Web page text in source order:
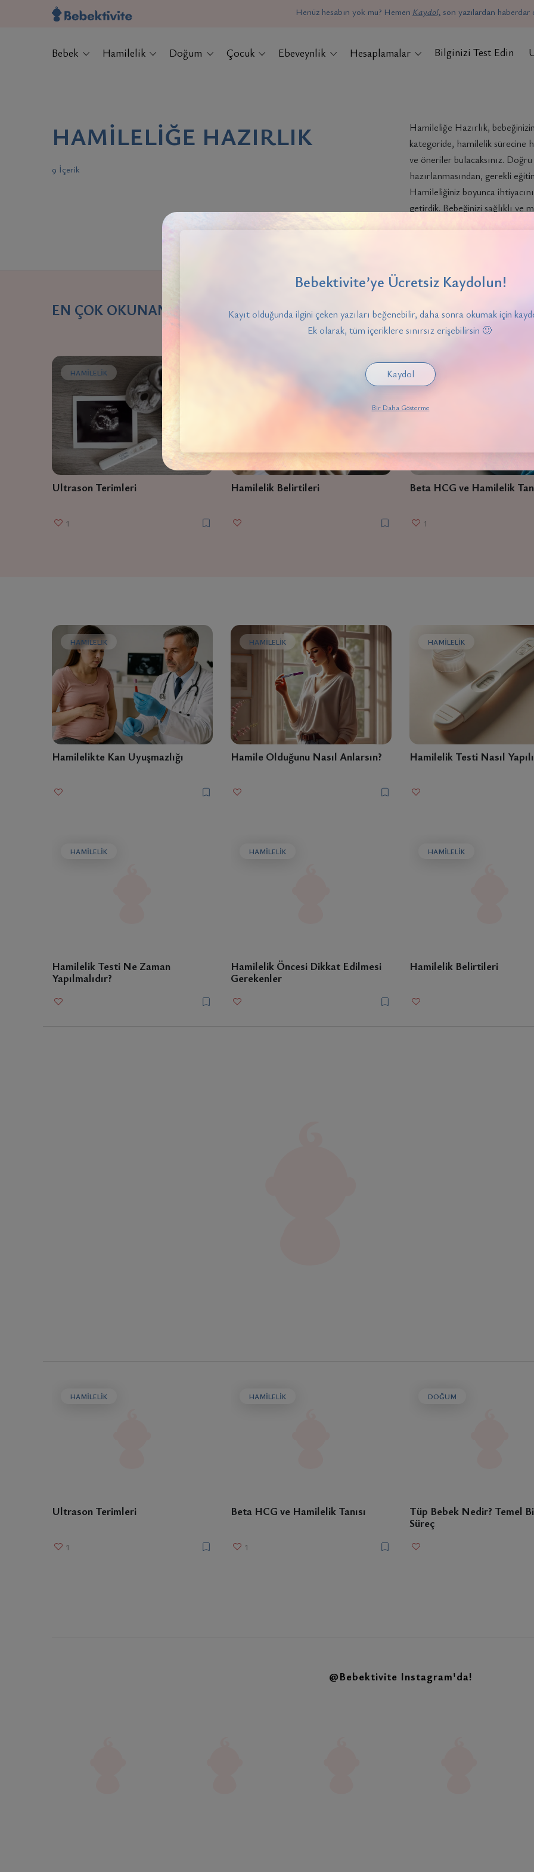
Henüz hesabın yok mu? Hemen Kaydol, son yazılardan haberdar
Bebek Hamilelik Doğum Çocuk Ebeveynlik Hesaplamalar Bilginizi Test Edin
HAMILELIĞE HAZIRLIK
9 İçerik
Hamileliğe Hazırlık,
kategoride, hamilelik sürecine
ve öneriler bulacaksınız.
hazırlanmasından, gerekli
Hamileliğiniz boyunca
getirdik. Bebeğinizi sağlıklı ve
EN ÇOK OKUNANLAR
HAMILELIK
Ultrason Terimleri
1
Hamilelik Belirtileri
HAMILELIK
Beta HCG ve Hamilelik
1
HAMILELIK
Hamilelikte Kan Uyuşmazlığı
HAMILELIK
Hamile Olduğunu Nasıl Anlarsın?
HAMILELIK
Hamilelik Testi Nasıl
HAMILELIK
Hamilelik Testi Ne Zaman
Yapılmalıdır?
HAMILELIK
Hamilelik Öncesi Dikkat Edilmesi
Gerekenler
HAMILELIK
Hamilelik Belirtileri
HAMILELIK
Ultrason Terimleri
1
HAMILELIK
Beta HCG ve Hamilelik Tanısı
1
DOĞUM
Tüp Bebek Nedir? Temel
Süreç
@Bebektivite Instagram'da!
Bebektivite’ye Ücretsiz Kaydolun!
Kayıt olduğunda ilgini çeken yazıları beğenebilir, daha sonra okumak için
Ek olarak, tüm içeriklere sınırsız erişebilirsin 🙂
Kaydol
Bir Daha Gösterme